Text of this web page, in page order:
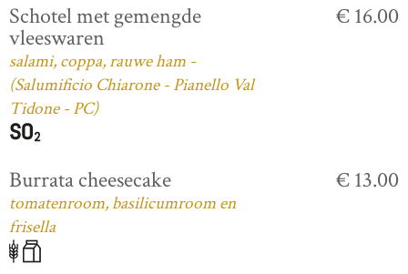
Schotel met gemengde
vleeswaren
salami, coppa, rauwe ham -
(Salumificio Chiarone - Pianello Val
Tidone - PC)
€ 16.00
Burrata cheesecake
tomatenroom, basilicumroom en
frisella
€ 13.00